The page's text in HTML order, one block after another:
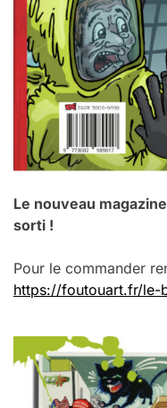
Le nouveau
sorti !
Pour le commander
https://foutouart.fr/le-